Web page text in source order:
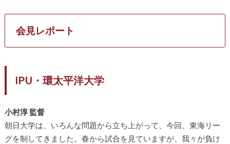
会見レポート
IPU・環太平洋大学
小村淳 監督
朝日大学は、いろんな問題から立ち上がって、今回、東海リー
グを制してきました。春から試合を見ていますが、我々が負け